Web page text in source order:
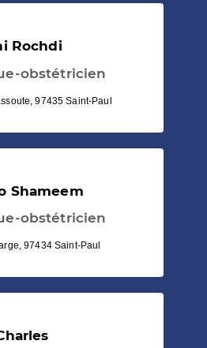
Rochdi
obstétricien
97435 Saint-Paul
Shameem
obstétricien
97434 Saint-Paul